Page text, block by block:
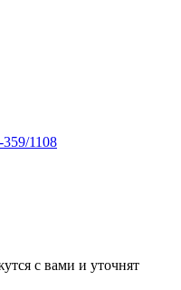
1108
с вами и уточнят